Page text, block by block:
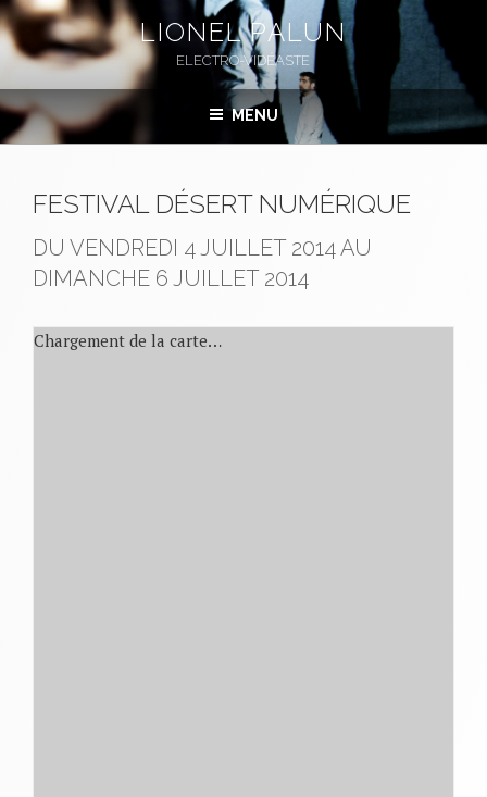
Aller
au
contenu
principal
LIONEL PALUN
ELECTRO-VIDÉASTE
MENU
FESTIVAL DÉSERT NUMÉRIQUE
DU VENDREDI 4 JUILLET 2014 AU
DIMANCHE 6 JUILLET 2014
Chargement de la carte…